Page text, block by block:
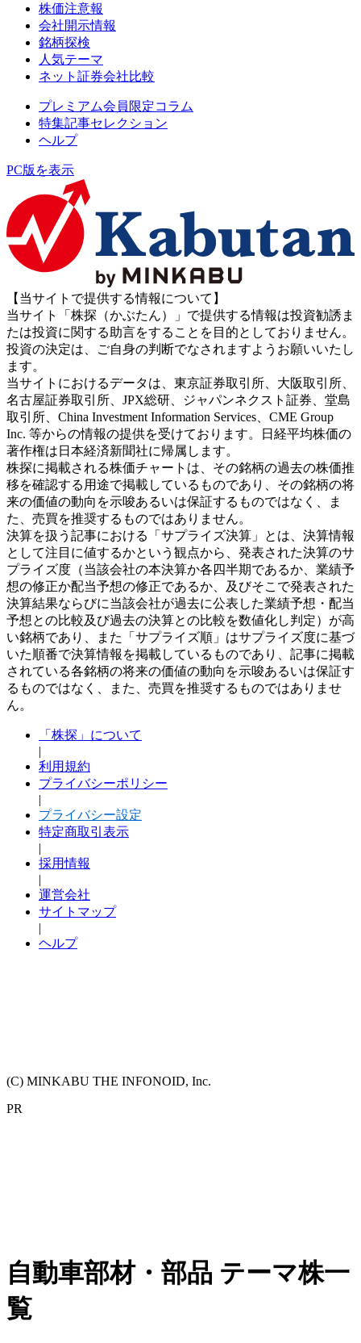
株価注意報
会社開示情報
銘柄探検
人気テーマ
ネット証券会社比較
プレミアム会員限定コラム
特集記事セレクション
ヘルプ
PC版を表示
【当サイトで提供する情報について】
当サイト「株探（かぶたん）」で提供する情報は投資勧誘ま
たは投資に関する助言をすることを目的としておりません。
投資の決定は、ご自身の判断でなされますようお願いいたし
ます。
当サイトにおけるデータは、東京証券取引所、大阪取引所、
名古屋証券取引所、JPX総研、ジャパンネクスト証券、堂島
取引所、China Investment Information Services、CME Group
Inc. 等からの情報の提供を受けております。日経平均株価の
著作権は日本経済新聞社に帰属します。
株探に掲載される株価チャートは、その銘柄の過去の株価推
移を確認する用途で掲載しているものであり、その銘柄の将
来の価値の動向を示唆あるいは保証するものではなく、ま
た、売買を推奨するものではありません。
決算を扱う記事における「サプライズ決算」とは、決算情報
として注目に値するかという観点から、発表された決算のサ
プライズ度（当該会社の本決算か各四半期であるか、業績予
想の修正か配当予想の修正であるか、及びそこで発表された
決算結果ならびに当該会社が過去に公表した業績予想・配当
予想との比較及び過去の決算との比較を数値化し判定）が高
い銘柄であり、また「サプライズ順」はサプライズ度に基づ
いた順番で決算情報を掲載しているものであり、記事に掲載
されている各銘柄の将来の価値の動向を示唆あるいは保証す
るものではなく、また、売買を推奨するものではありませ
ん。
「株探」について
|
利用規約
プライバシーポリシー
|
プライバシー設定
特定商取引表示
|
採用情報
|
運営会社
サイトマップ
|
ヘルプ
(C) MINKABU THE INFONOID, Inc.
PR
自動車部材・部品 テーマ株一
覧